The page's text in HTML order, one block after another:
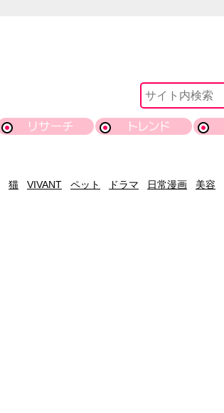
リサーチ トレンド
猫 VIVANT ペット ドラマ 日常漫画 美容